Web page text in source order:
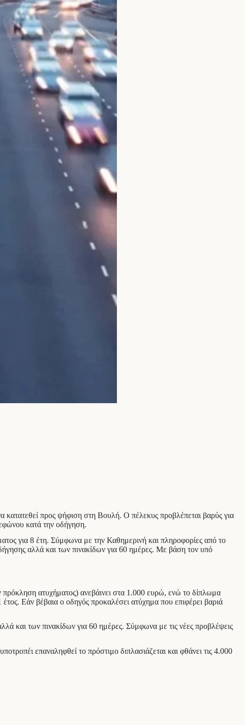
κατατεθεί προς ψήφιση στη Βουλή. Ο πέλεκυς προβλέπεται βαρύς για
κατά την οδήγηση.
για 8 έτη. Σύμφωνα με την Καθημερινή και πληροφορίες από το
αλλά και των πινακίδων για 60 ημέρες. Με βάση τον υπό
πρόκληση ατυχήματος) ανεβάινει στα 1.000 ευρώ, ενώ το δίπλωμα
Εάν βέβαια ο οδηγός προκαλέσει ατύχημα που επιφέρει βαριά
και των πινακίδων για 60 ημέρες. Σύμφωνα με τις νέες προβλέψεις
επαναληφθεί το πρόστιμο διπλασιάζεται και φθάνει τις 4.000